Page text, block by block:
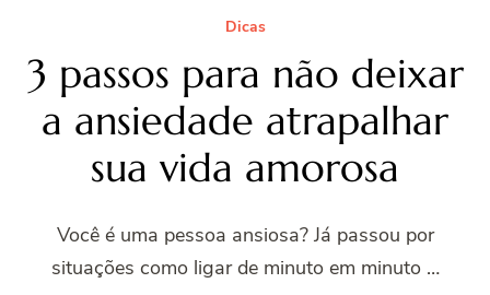
Dicas
3 passos para não deixar
a ansiedade atrapalhar
sua vida amorosa
Você é uma pessoa ansiosa? Já passou por
situações como ligar de minuto em minuto …